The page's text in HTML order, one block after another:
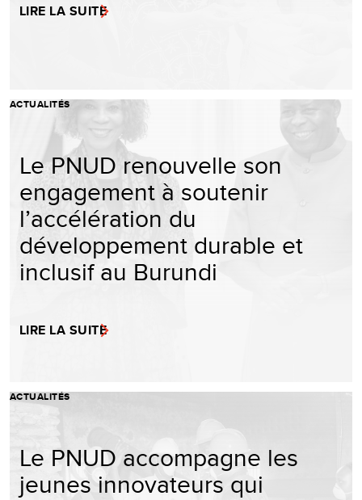
LIRE LA SUITE
ACTUALITÉS
Le PNUD renouvelle son
engagement à soutenir
l’accélération du
développement durable et
inclusif au Burundi
LIRE LA SUITE
ACTUALITÉS
Le PNUD accompagne les
jeunes innovateurs qui